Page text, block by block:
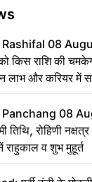
Rashifal 08
किस राशि की
लाभ और करियर में
Panchang 08
रोहिणी नक्षत्र
राहुकाल व शुभ मुहूर्त